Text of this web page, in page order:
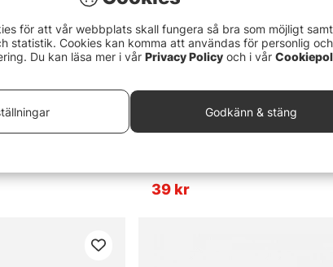
39 kr
för att vår webbplats skall fungera så bra som möjligt
statistik. Cookies kan komma att användas för personlig
Du kan läsa mer i vår Privacy Policy och i vår
Godkänn & stäng